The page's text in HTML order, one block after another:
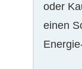
oder
einen